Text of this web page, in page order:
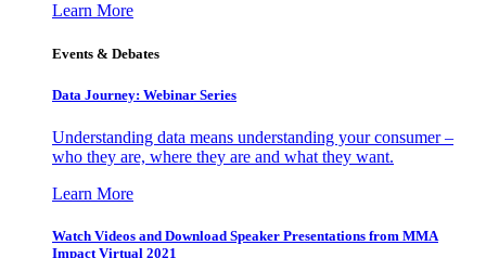
Learn More
Events & Debates
Data Journey: Webinar Series
Understanding data means understanding your consumer –
who they are, where they are and what they want.
Learn More
Watch Videos and Download Speaker Presentations from MMA
Impact Virtual 2021